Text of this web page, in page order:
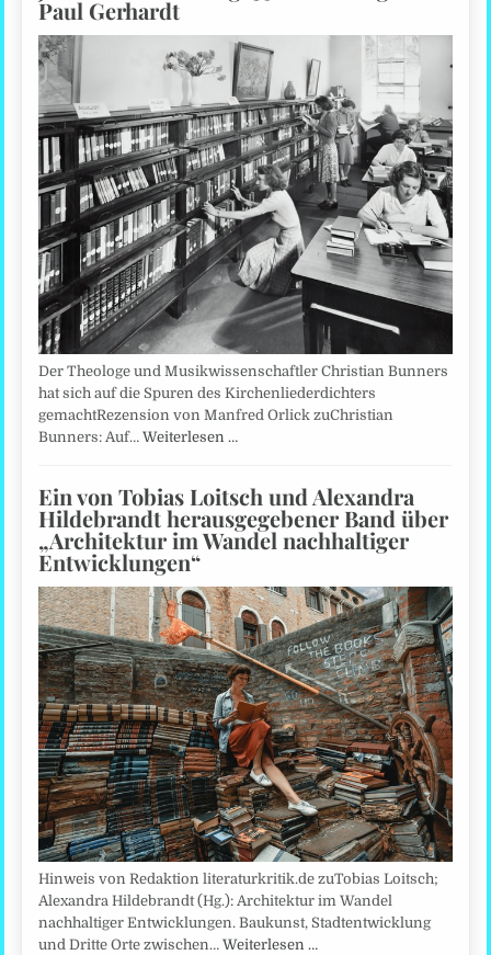
Paul Gerhardt
Der Theologe und Musikwissenschaftler Christian Bunners
hat sich auf die Spuren des Kirchenliederdichters
gemachtRezension von Manfred Orlick zuChristian
Bunners: Auf…Weiterlesen …
Ein von Tobias Loitsch und Alexandra
Hildebrandt herausgegebener Band über
„Architektur im Wandel nachhaltiger
Entwicklungen“
Hinweis von Redaktion literaturkritik.de zuTobias Loitsch;
Alexandra Hildebrandt (Hg.): Architektur im Wandel
nachhaltiger Entwicklungen. Baukunst, Stadtentwicklung
und Dritte Orte zwischen…Weiterlesen …